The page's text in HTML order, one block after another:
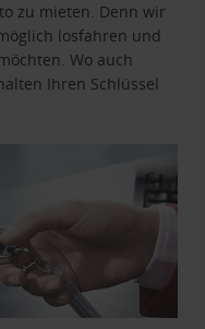
zu mieten. Denn wir
losfahren und
Wo auch
Ihren Schlüssel